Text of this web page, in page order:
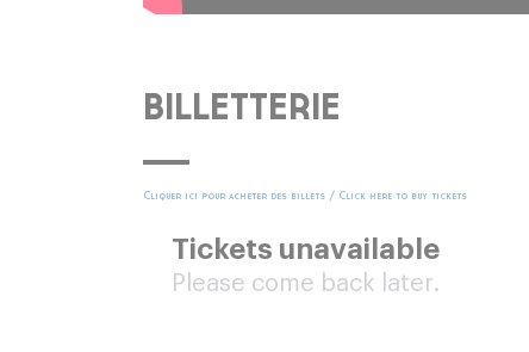
BILLETTERIE
Cliquer ici pour acheter des billets / Click here to buy tickets